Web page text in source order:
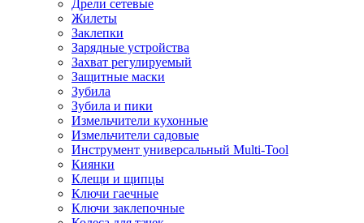
Дрели сетевые
Жилеты
Заклепки
Зарядные устройства
Захват регулируемый
Защитные маски
Зубила
Зубила и пики
Измельчители кухонные
Измельчители садовые
Инструмент универсальный Multi-Tool
Киянки
Клещи и щипцы
Ключи гаечные
Ключи заклепочные